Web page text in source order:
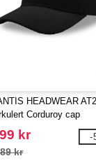
HEADWEAR
Corduroy cap
kr
kr
-